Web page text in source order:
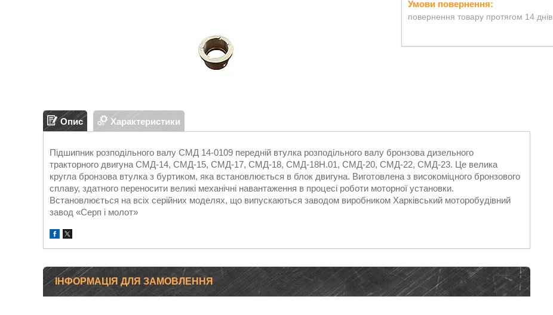
повернення товару протягом 14 днів
Опис Характеристики
Підшипник розподільного валу СМД 14-0109 передній втулка розподільного валу бронзова дизельного
тракторного двигуна СМД-14, СМД-15, СМД-17, СМД-18, СМД-18Н.01, СМД-20, СМД-22, СМД-23. Це велика
кругла бронзова втулка з буртиком, яка встановлюється в блок двигуна. Виготовлена з високоміцного бронзового
сплаву, здатного переносити великі механічні навантаження в процесі роботи моторної установки.
Встановлюється на всіх серійних моделях, що випускаються заводом виробником Харківський моторобудівний
завод «Серп і молот»
ІНФОРМАЦІЯ ДЛЯ ЗАМОВЛЕННЯ